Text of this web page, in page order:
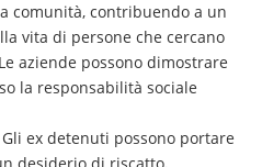
comunità, contribuendo a un
vita di persone che cercano
aziende possono dimostrare
la responsabilità sociale
Gli ex detenuti possono portare